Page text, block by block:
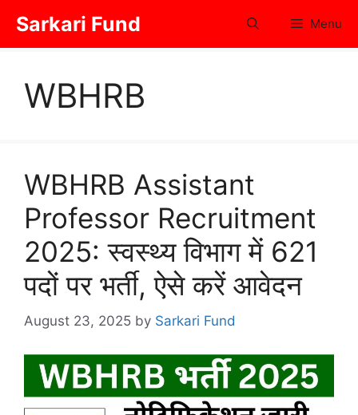
content
Sarkari Fund Menu
WBHRB
WBHRB Assistant
Professor Recruitment
2025: स्वस्थ्य विभाग में 621
पदों पर भर्ती, ऐसे करें आवेदन
August 23, 2025 by Sarkari Fund